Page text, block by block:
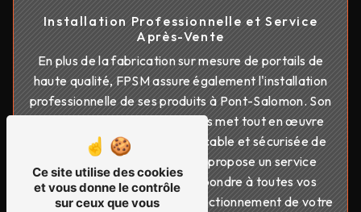
Installation Professionnelle et Service
Après-Vente
En plus de la fabrication sur mesure de portails de
haute qualité, FPSM assure également l'installation
professionnelle de ses produits à Pont-Salomon. Son
équipe de techniciens qualifiés met tout en œuvre
pour garantir une pose impeccable et sécurisée de
votre portail. De plus, FPSM propose un service
après-vente réactif pour répondre à toutes vos
demandes et assurer le bon fonctionnement de votre
Ce site utilise des cookies
et vous donne le contrôle
sur ceux que vous